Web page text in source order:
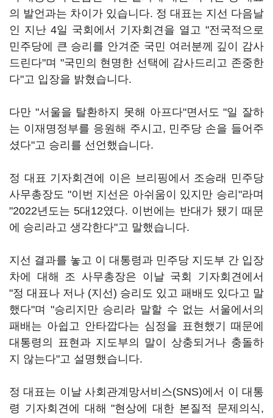
의 발언과는 차이가 있습니다. 정 대표는 지선 다음날
인 지난 4일 국회에서 기자회견을 열고 "전국적으로
민주당에 큰 승리를 안겨준 국민 여러분께 깊이 감사
드린다"며 "국민의 현명한 선택에 감사드리고 존중한
다"고 입장을 밝혔습니다.
다만 "서울을 탈환하지 못해 아프다"면서도 "일 잘하
는 이재명정부를 응원해 주시고, 민주당 손을 들어주
셨다"고 승리를 선언했습니다.
정 대표 기자회견에 이은 브리핑에서 조승래 민주당
사무총장도 "이번 지선은 아쉬움이 있지만 승리"라며
"2022년도는 5대12였다. 이번에는 반대가 됐기 때문
에 승리라고 생각한다"고 말했습니다.
지선 결과를 놓고 이 대통령과 민주당 지도부 간 입장
차에 대해 조 사무총장은 이날 국회 기자회견에서
"정 대표나 저나 (지선) 승리도 있고 패배도 있다고 말
했다"며 "승리지만 승리라 말할 수 없는 서울에서의
패배는 아쉽고 안타깝다는 심정을 표현했기 때문에
대통령의 표현과 지도부의 말이 상충되거나 충돌하
지 않는다"고 설명했습니다.
정 대표는 이날 사회관계망서비스(SNS)에서 이 대통
령 기자회견에 대해 "현상에 대한 본질적 문제의식,